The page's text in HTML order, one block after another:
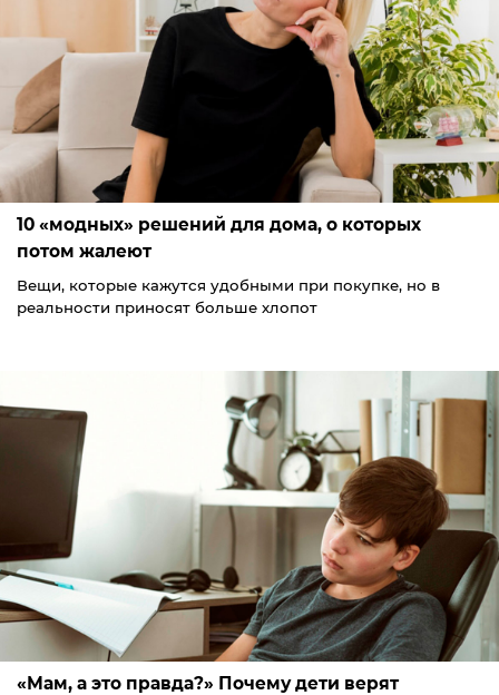
10 «модных» решений для дома, о которых
потом жалеют
Вещи, которые кажутся удобными при покупке, но в
реальности приносят больше хлопот
«Мам, а это правда?» Почему дети верят